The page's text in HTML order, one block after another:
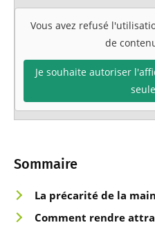
Sommaire
La précarité de la main
Comment rendre
Vous avez refusé
de
Je souhaite autoriser